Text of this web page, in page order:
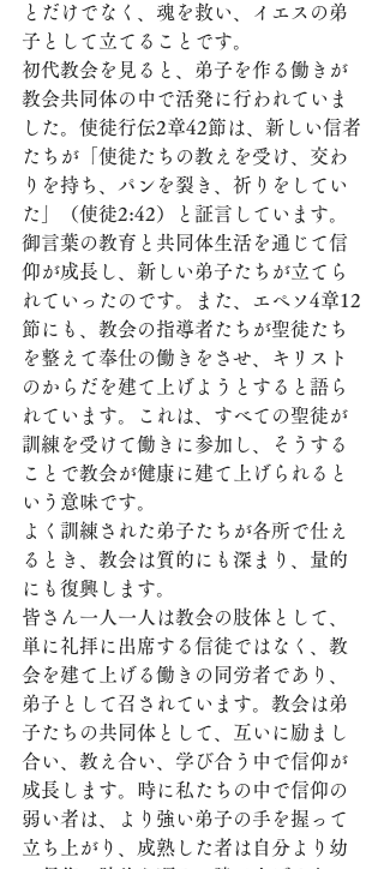
とだけでなく、魂を救い、イエスの弟
子として立てることです。
初代教会を見ると、弟子を作る働きが
教会共同体の中で活発に行われていま
した。使徒行伝2章42節は、新しい信者
たちが「使徒たちの教えを受け、交わ
りを持ち、パンを裂き、祈りをしてい
た」（使徒2:42）と証言しています。
御言葉の教育と共同体生活を通じて信
仰が成長し、新しい弟子たちが立てら
れていったのです。また、エペソ4章12
節にも、教会の指導者たちが聖徒たち
を整えて奉仕の働きをさせ、キリスト
のからだを建て上げようとすると語ら
れています。これは、すべての聖徒が
訓練を受けて働きに参加し、そうする
ことで教会が健康に建て上げられると
いう意味です。
よく訓練された弟子たちが各所で仕え
るとき、教会は質的にも深まり、量的
にも復興します。
皆さん一人一人は教会の肢体として、
単に礼拝に出席する信徒ではなく、教
会を建て上げる働きの同労者であり、
弟子として召されています。教会は弟
子たちの共同体として、互いに励まし
合い、教え合い、学び合う中で信仰が
成長します。時に私たちの中で信仰の
弱い者は、より強い弟子の手を握って
立ち上がり、成熟した者は自分より幼